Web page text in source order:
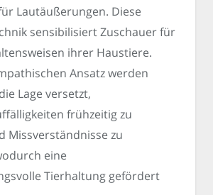
Lautäußerungen. Diese
sensibilisiert Zuschauer für
ihrer Haustiere.
Ansatz werden
Lage versetzt,
frühzeitig zu
Missverständnisse zu
eine
Tierhaltung gefördert